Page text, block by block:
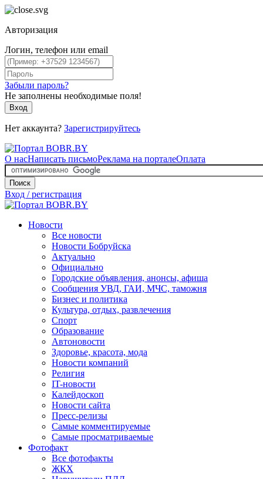
Авторизация
Логин, телефон или email
Забыли пароль?
Не заполнены необходимые поля!
Вход
Нет аккаунта? Зарегистрируйтесь
О насНаписать письмоРеклама на порталеОплата
Поиск
Вход / регистрация
Новости
Все новости
Новости Бобруйска
Актуально
Официально
Городские объявления, анонсы, афиша
Сообщения УВД, ГАИ, МЧС, таможня
Бизнес и политика
Культура, отдых, развлечения
Спорт
Образование
Автоновости
Здоровье, красота, мода
Новости компаний
Религия
IT-новости
Калейдоскоп
Новости сайта
Пресс-релизы
Самые комментируемые
Самые просматриваемые
Фотофакт
Все фотофакты
ЖКХ